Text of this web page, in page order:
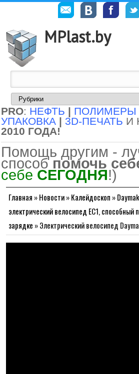
MPlast.by
PRO: НЕФТЬ | ПОЛИМЕРЫ
УПАКОВКА | 3D-ПЕЧАТЬ И
2010 ГОДА!
Помощь другим -
способ помочь
себе СЕГОДНЯ!)
Главная »Новости»Калейдоскоп »
электрический велосипед EC1, способный
зарядке »Электрический велосипед